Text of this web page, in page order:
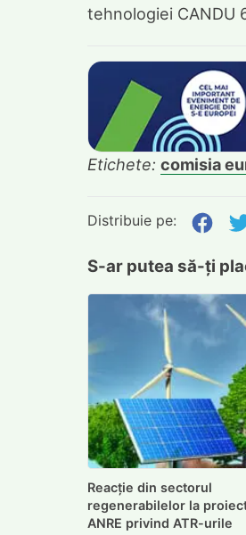
tehnologiei CANDU
Etichete: comisia
Distribuie pe:
S-ar putea să-ți
Reacție din sectorul
regenerabilelor la
ANRE privind ATR-urile